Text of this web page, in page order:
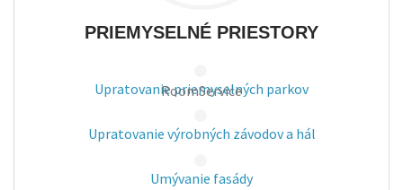
PRIEMYSELNÉ PRIESTORY
Upratovanie priemyselných parkov
Upratovanie výrobných závodov a hál
Umývanie fasády